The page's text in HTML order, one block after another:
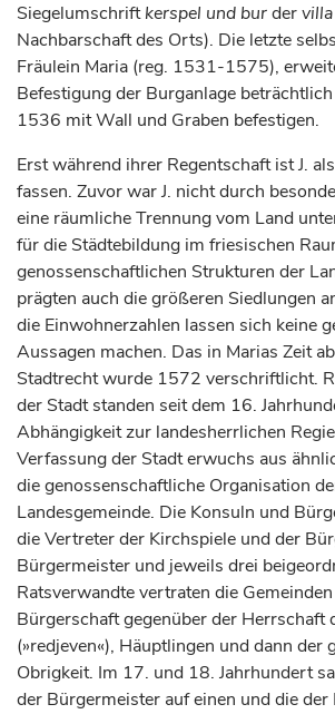
Siegelumschriftkerspel und burdervilla
Nachbarschaft des Orts). Die letzte
Fräulein Maria (reg. 1531-1575),
Befestigung der Burganlage
1536 mit Wall und Graben befestigen.
Erst während ihrer Regentschaft ist J.
fassen. Zuvor war J. nicht durch
eine räumliche Trennung vom Land
für die Städtebildung im friesischen
genossenschaftlichen Strukturen der
prägten auch die größeren Siedlungen
die Einwohnerzahlen lassen sich keine
Aussagen machen. Das in Marias Zeit
Stadtrecht wurde 1572 verschriftlicht.
der Stadt standen seit dem 16.
Abhängigkeit zur landesherrlichen
Verfassung der Stadt erwuchs aus
die genossenschaftliche Organisation
Landesgemeinde. Die Konsuln und
die Vertreter der Kirchspiele und der
Bürgermeister und jeweils drei
Ratsverwandte vertraten die
Bürgerschaft gegenüber der Herrschaft
(»redjeven«), Häuptlingen und dann der
Obrigkeit. Im 17. und 18. Jahrhundert
der Bürgermeister auf einen und die der